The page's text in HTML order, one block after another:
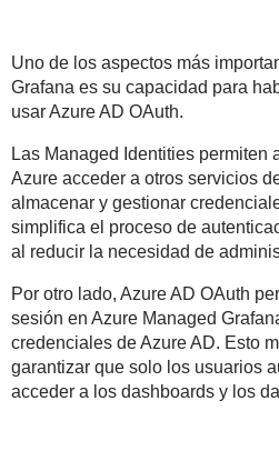
Uno de los aspectos más
Grafana es su capacidad para
usar Azure AD OAuth.
Las Managed Identities permiten
Azure acceder a otros servicios
almacenar y gestionar
simplifica el proceso de
al reducir la necesidad de
Por otro lado, Azure AD OAuth
sesión en Azure Managed
credenciales de Azure AD. Esto
garantizar que solo los usuarios
acceder a los dashboards y los